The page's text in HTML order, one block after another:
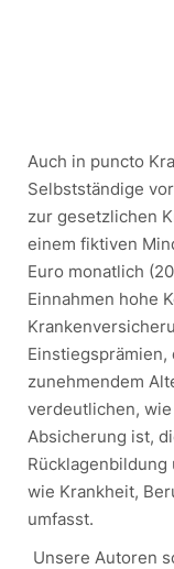
Auch in puncto
Selbstständige
zur gesetzlichen
einem fiktiven
Euro monatlich
Einnahmen hohe
zunehmendem
verdeutlichen,
Absicherung ist,
wie Krankheit,
umfasst.
Unsere Autoren